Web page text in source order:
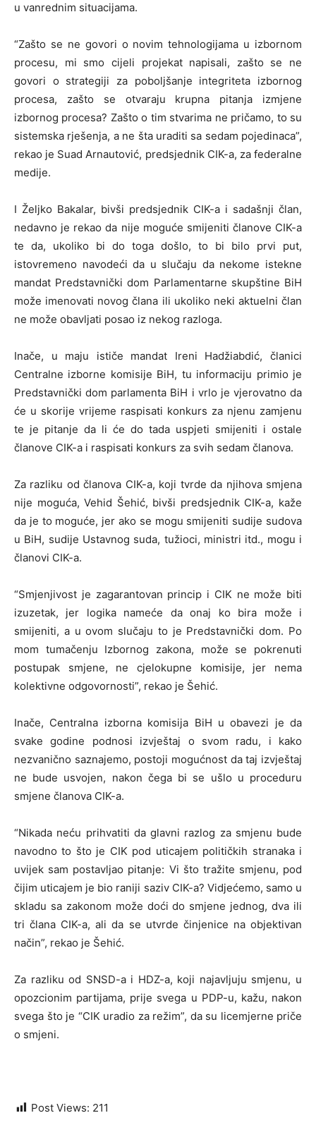
u vanrednim situacijama.
“Zašto se ne govori o novim tehnologijama u izbornom
procesu, mi smo cijeli projekat napisali, zašto se ne
govori o strategiji za poboljšanje integriteta izbornog
procesa, zašto se otvaraju krupna pitanja izmjene
izbornog procesa? Zašto o tim stvarima ne pričamo, to su
sistemska rješenja, a ne šta uraditi sa sedam pojedinaca”,
rekao je Suad Arnautović, predsjednik CIK-a, za federalne
medije.
I Željko Bakalar, bivši predsjednik CIK-a i sadašnji član,
nedavno je rekao da nije moguće smijeniti članove CIK-a
te da, ukoliko bi do toga došlo, to bi bilo prvi put,
istovremeno navodeći da u slučaju da nekome istekne
mandat Predstavnički dom Parlamentarne skupštine BiH
može imenovati novog člana ili ukoliko neki aktuelni član
ne može obavljati posao iz nekog razloga.
Inače, u maju ističe mandat Ireni Hadžiabdić, članici
Centralne izborne komisije BiH, tu informaciju primio je
Predstavnički dom parlamenta BiH i vrlo je vjerovatno da
će u skorije vrijeme raspisati konkurs za njenu zamjenu
te je pitanje da li će do tada uspjeti smijeniti i ostale
članove CIK-a i raspisati konkurs za svih sedam članova.
Za razliku od članova CIK-a, koji tvrde da njihova smjena
nije moguća, Vehid Šehić, bivši predsjednik CIK-a, kaže
da je to moguće, jer ako se mogu smijeniti sudije sudova
u BiH, sudije Ustavnog suda, tužioci, ministri itd., mogu i
članovi CIK-a.
“Smjenjivost je zagarantovan princip i CIK ne može biti
izuzetak, jer logika nameće da onaj ko bira može i
smijeniti, a u ovom slučaju to je Predstavnički dom. Po
mom tumačenju Izbornog zakona, može se pokrenuti
postupak smjene, ne cjelokupne komisije, jer nema
kolektivne odgovornosti”, rekao je Šehić.
Inače, Centralna izborna komisija BiH u obavezi je da
svake godine podnosi izvještaj o svom radu, i kako
nezvanično saznajemo, postoji mogućnost da taj izvještaj
ne bude usvojen, nakon čega bi se ušlo u proceduru
smjene članova CIK-a.
“Nikada neću prihvatiti da glavni razlog za smjenu bude
navodno to što je CIK pod uticajem političkih stranaka i
uvijek sam postavljao pitanje: Vi što tražite smjenu, pod
čijim uticajem je bio raniji saziv CIK-a? Vidjećemo, samo u
skladu sa zakonom može doći do smjene jednog, dva ili
tri člana CIK-a, ali da se utvrde činjenice na objektivan
način”, rekao je Šehić.
Za razliku od SNSD-a i HDZ-a, koji najavljuju smjenu, u
opozcionim partijama, prije svega u PDP-u, kažu, nakon
svega što je “CIK uradio za režim”, da su licemjerne priče
o smjeni.
Post Views: 211